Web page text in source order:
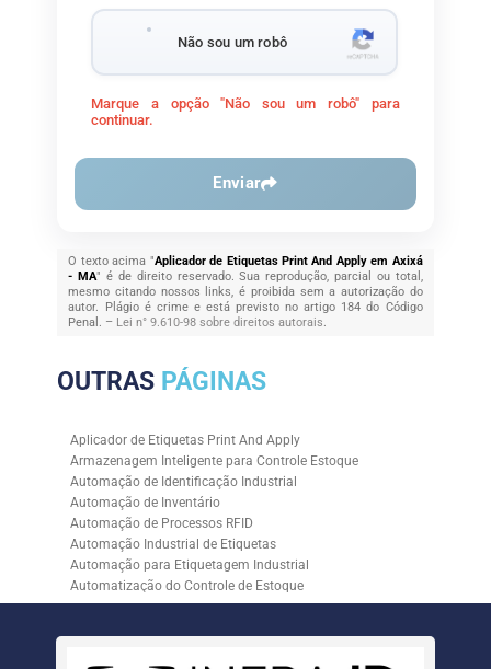
Não sou um robô
Marque a opção "Não sou um robô" para
continuar.
Enviar
O texto acima "Aplicador de Etiquetas Print And Apply em Axixá
- MA" é de direito reservado. Sua reprodução, parcial ou total,
mesmo citando nossos links, é proibida sem a autorização do
autor. Plágio é crime e está previsto no artigo 184 do Código
Penal. – Lei n° 9.610-98 sobre direitos autorais.
OUTRAS PÁGINAS
Aplicador de Etiquetas Print And Apply
Armazenagem Inteligente para Controle Estoque
Automação de Identificação Industrial
Automação de Inventário
Automação de Processos RFID
Automação Industrial de Etiquetas
Automação para Etiquetagem Industrial
Automatização do Controle de Estoque
Controle de Estoque com RFID